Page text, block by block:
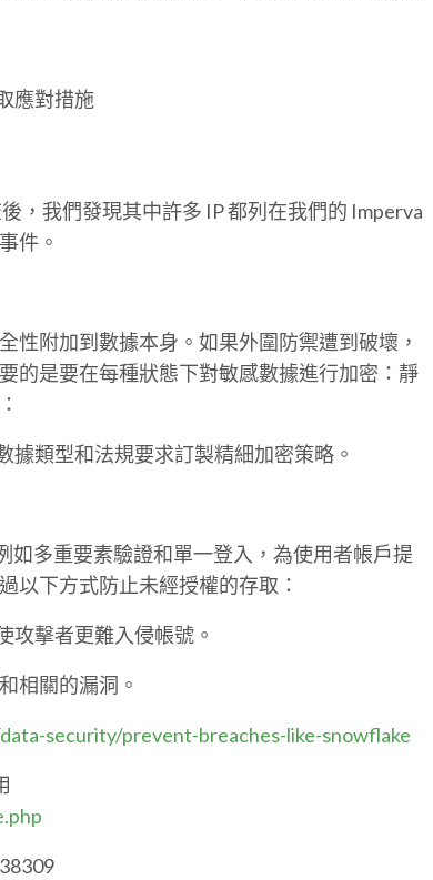
應對措施
，我們發現其中許多 IP 都列在我們的 Imperva
件。
性附加到數據本身。如果外圍防禦遭到破壞，
的是要在每種狀態下對敏感數據進行加密：靜
類型和法規要求訂製精細加密策略。
如多重要素驗證和單一登入，為使用者帳戶提
以下方式防止未經授權的存取：
攻擊者更難入侵帳號。
相關的漏洞。
security/prevent-breaches-like-snowflake